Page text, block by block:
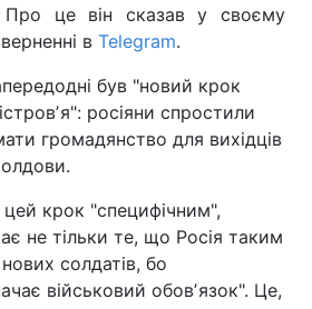
Лайт
Інциденти
Туризм
Регіони
Про це він сказав у своєму
в Telegram.
був "новий крок
росіяни спростили
громадянство для вихідців
крок "специфічним",
не тільки те, що Росія таким
солдатів, бо
військовий обовʼязок". Це,